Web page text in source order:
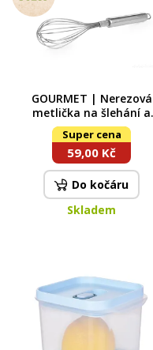
GOURMET | Nerezová
metlička na šlehání a
míchání | 25 cm
Super cena
59,00 Kč
Do kočáru
Skladem